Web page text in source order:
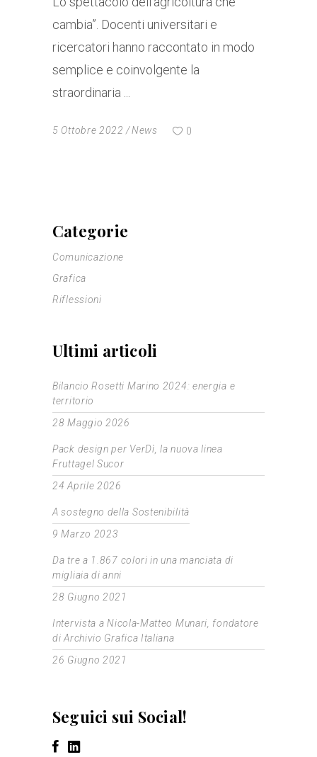
cambia”. Docenti universitari e
ricercatori hanno raccontato in modo
semplice e coinvolgente la
straordinaria
5 Ottobre 2022 News 0
Categorie
Comunicazione
Grafica
Riflessioni
Ultimi articoli
Bilancio Rosetti Marino 2024: energia e
territorio
28 Maggio 2026
Pack design per VerDì, la nuova linea
Fruttagel Sucor
24 Aprile 2026
A sostegno della Sostenibilità
9 Marzo 2023
Da tre a 1.867 colori in una manciata di
migliaia di anni
28 Giugno 2021
Intervista a Nicola-Matteo Munari, fondatore
di Archivio Grafica Italiana
26 Giugno 2021
Seguici sui Social!